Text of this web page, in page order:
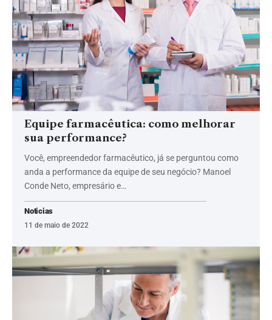
Equipe farmacêutica: como melhorar
sua performance?
Você, empreendedor farmacêutico, já se perguntou como
anda a performance da equipe de seu negócio? Manoel
Conde Neto, empresário e…
Noticias
11 de maio de 2022